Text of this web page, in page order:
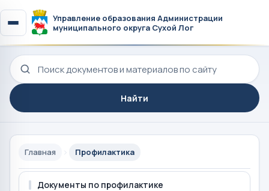
Управление образования Администрации
муниципального округа Сухой Лог
Поиск по сайту
Найти
Главная Профилактика
Документы по профилактике